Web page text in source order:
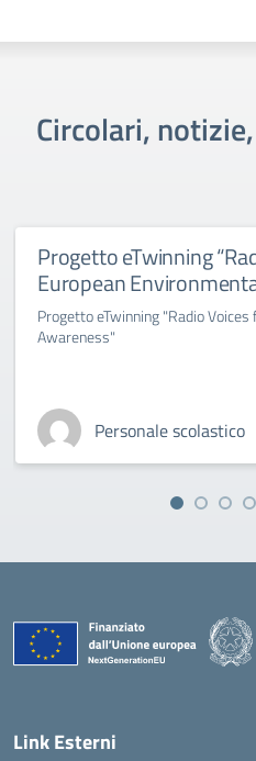
Circolari,
Progetto eTwinning
European
Progetto eTwinning "Radio
Awareness"
Personale scolastico
Link Esterni